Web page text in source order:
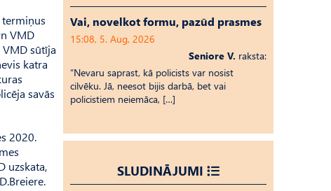
termiņus
VMD
sūtīja
katra
savās
2020.
uzskata,
Vai, novelkot formu, pazūd prasmes
15:08, 5. Aug, 2026
Seniore V. raksta:
“Nevaru saprast, kā policists var nosist
cilvēku. Jā, neesot bijis darbā, bet vai
policistiem neiemāca, […]
SLUDINĀJUMI